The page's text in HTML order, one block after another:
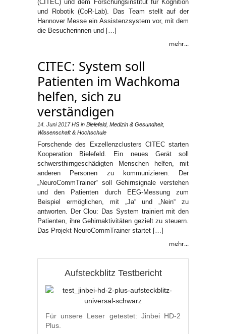
(CITEC) und dem Forschungsinstitut für Kognition
und Robotik (CoR-Lab). Das Team stellt auf der
Hannover Messe ein Assistenzsystem vor, mit dem
die Besucherinnen und […]
mehr...
CITEC: System soll
Patienten im Wachkoma
helfen, sich zu
verständigen
14. Juni 2017 HS in Bielefeld, Medizin & Gesundheit,
Wissenschaft & Hochschule
Forschende des Exzellenzclusters CITEC starten
Kooperation Bielefeld. Ein neues Gerät soll
schwersthirngeschädigten Menschen helfen, mit
anderen Personen zu kommunizieren. Der
„NeuroCommTrainer“ soll Gehirnsignale verstehen
und den Patienten durch EEG-Messung zum
Beispiel ermöglichen, mit „Ja“ und „Nein“ zu
antworten. Der Clou: Das System trainiert mit den
Patienten, ihre Gehirnaktivitäten gezielt zu steuern.
Das Projekt NeuroCommTrainer startet […]
mehr...
Aufsteckblitz Testbericht
Für unsere Leser getestet: Jinbei HD-2
Plus.